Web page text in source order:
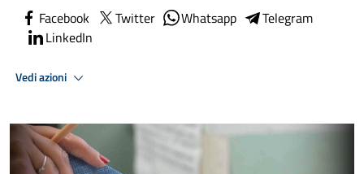
Facebook Twitter Whatsapp
Telegram
LinkedIn
Vedi azioni